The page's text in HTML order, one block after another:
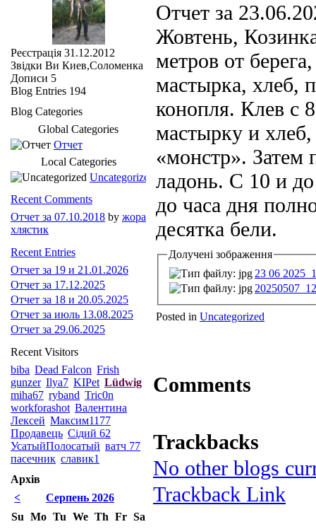
Отчет за
Жовтень,
метров от
мастырка, хлеб,
конопля. Клев с
мастырку и
«монстр». Затем
ладонь. С 10 и до
до часа дня
десятка бели.
Долучені зображення
23 06
Posted in Uncategorized
Comments
Trackbacks
No other blogs
Trackback Link
Реєстрація 31.12.2012
Звідки Ви Киев,Соломенка
Дописи 5
Blog Entries 194
Blog Categories
Global Categories
Отчет
Local Categories
Uncategorized
Recent Comments
Отчет за 07.10.2018 by жора
хлястик
Recent Entries
Отчет за 19 и 21.01.2026
Отчет за 17.12.2025
Отчет за 18 и 20.05.2025
Отчет за июль 13.08.2025
Отчет за 29.06.2025
Recent Visitors
biba Dead Falcon Frish
gunzer Ilya7 KIPet Lüdwig
miha67 ryband Tric0n
workforashot Валентина
Лексей Максим1177
Продавець Сідий 62
УсатыйПолосатый ватч 77
пасечник славик1
Архів
<
Серпень 2026
Su Mo Tu We Th Fr Sa